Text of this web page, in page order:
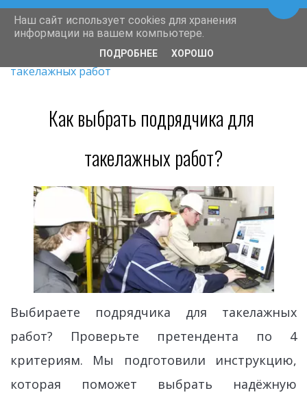
Такелажные работы / Выбираем подрядчик для
такелажных работ
Как выбрать подрядчика для
такелажных работ?
Выбираете подрядчика для такелажных
работ? Проверьте претендента по 4
критериям. Мы подготовили инструкцию,
которая поможет выбрать надёжную
Наш сайт использует cookies для хранения
информации на вашем компьютере.
ПОДРОБНЕЕ ХОРОШО